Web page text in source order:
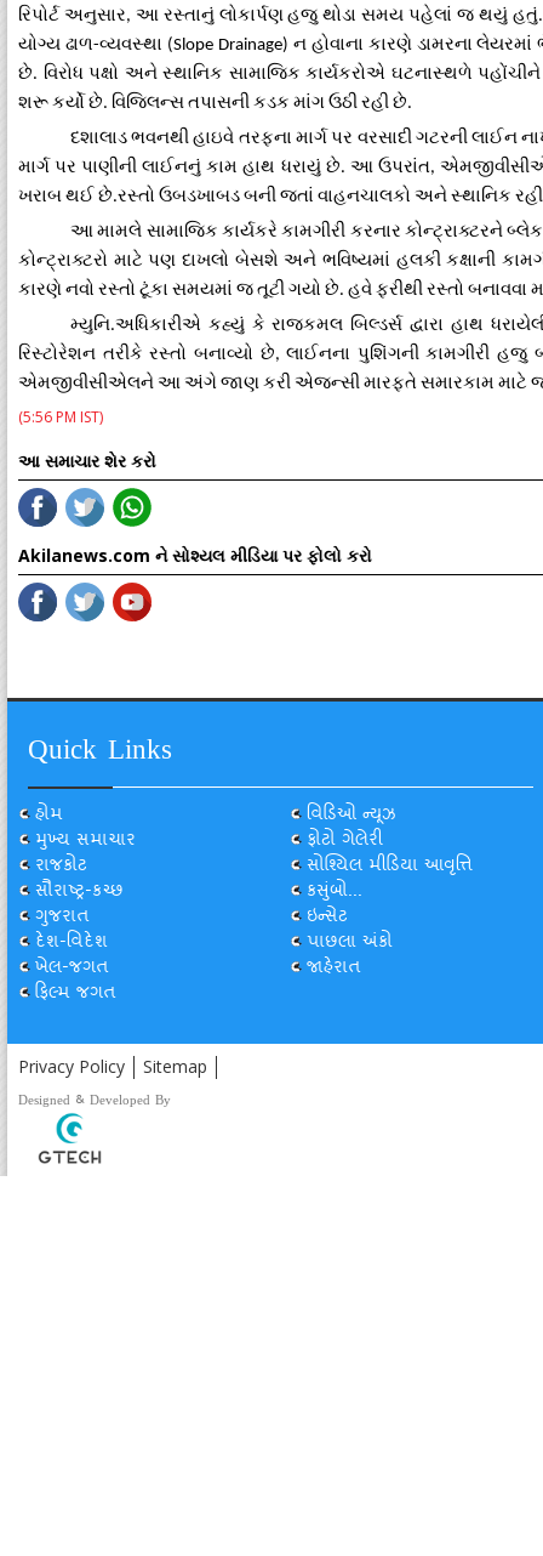
રિપોર્ટ અનુસાર, આ રસ્તાનું લોકાર્પણ હજુ થોડા સમય પહેલાં જ થયું હતું
યોગ્ય ઢાળ-વ્યવસ્થા (Slope Drainage) ન હોવાના કારણે ડામરના લેયરમાં
છે. વિરોધ પક્ષો અને સ્થાનિક સામાજિક કાર્યકરોએ ઘટનાસ્થળે પહોંચીને
શરૂકર્યો છે. વિજિલન્સતપાસનીકડક માંગઉઠીરહીછે.
દશાલાડ ભવનથી હાઇવે તરફના માર્ગ પર વરસાદી ગટરની લાઈન
માર્ગ પર પાણીની લાઈનનું કામ હાથ ધરાયું છે. આ ઉપરાંત,
ખરાબથઈ છે.રસ્તો ઉબડખાબડબનીજતાં વાહનચાલકો અનેસ્થાનિક
આ મામલે સામાજિક કાર્યકરે કામગીરી કરનાર કોન્ટ્રાક્ટરને
કોન્ટ્રાક્ટરો માટે પણ દાખલો બેસશે અને ભવિષ્યમાં હલકી કક્ષાની
કારણેનવો રસ્તો ટૂંકા સમયમાં જતૂટીગયો છે. હવેફરીથીરસ્તો બનાવવા
મ્યુનિ.અધિકારીએ કહ્યું કે રાજકમલ બિલ્ડર્સ દ્વારા હાથ
રિસ્ટોરેશન તરીકે રસ્તો બનાવ્યો છે,લાઈનના પુશિંગની કામગીરી હજુ
એમજીવીસીએલનેઆઅંગેજાણકરીએજન્સીમારફતેસમારકામ માટે
(5:56 PM IST)
આ સમાચાર શેર કરો
Akilanews.com ને સોશ્યલ મીડિયા પર ફોલો કરો
Quick Links
હોમ
મુખ્ય સમાચાર
રાજકોટ
સૌરાષ્ટ્ર-કચ્છ
ગુજરાત
દેશ-વિદેશ
ખેલ-જગત
ફિલ્મ જગત
વિડિઓ ન્યૂઝ
ફોટો ગેલેરી
સોશ્યિલ મીડિયા આવૃત્તિ
કસુંબો...
ઇન્સેટ
પાછલા અંકો
જાહેરાત
Privacy Policy Sitemap
Designed & Developed By